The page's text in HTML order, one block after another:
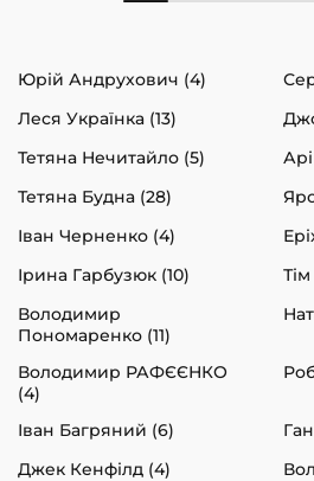
Юрій Андрухович (4)
Леся Українка (13)
Тетяна Нечитайло (5)
Тетяна Будна (28)
Іван Черненко (4)
Ірина Гарбузюк (10)
Володимир
Пономаренко (11)
Володимир РАФЄЄНКО
(4)
Іван Багряний (6)
Джек Кенфілд (4)